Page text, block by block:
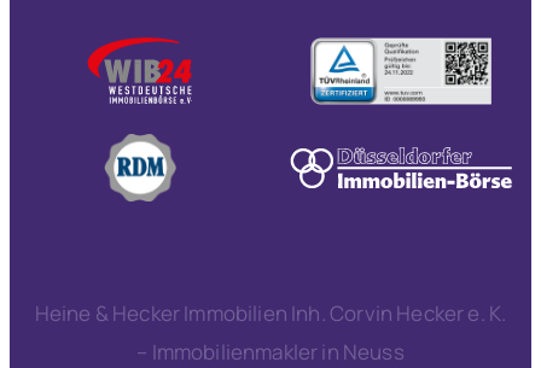
Heine & Hecker Immobilien Inh. Corvin Hecker e. K.
– Immobilienmakler in Neuss